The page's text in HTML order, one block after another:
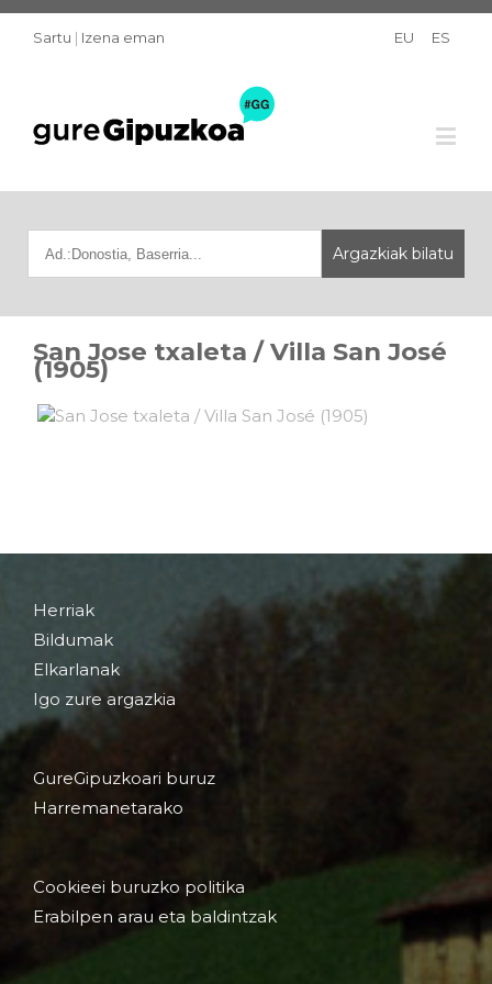
Sartu | Izena eman EU ES
San Jose txaleta / Villa San José
(1905)
Herriak
Bildumak
Elkarlanak
Igo zure argazkia
GureGipuzkoari buruz
Harremanetarako
Cookieei buruzko politika
Erabilpen arau eta baldintzak